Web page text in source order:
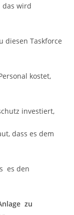
wird
diesen Taskforce
kostet,
investiert,
dass es dem
es den
zu